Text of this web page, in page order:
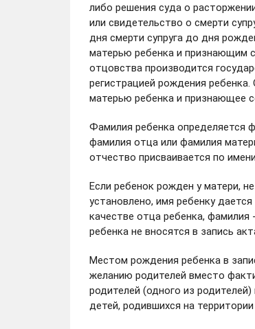
либо решения суда о
или свидетельство о смерти
дня смерти супруга до дня
матерью ребенка и признающим
отцовства производится
регистрацией рождения
матерью ребенка и признающее
Фамилия ребенка определяется
фамилия отца или фамилия
отчество присваивается по
Если ребенок рожден у матери,
установлено, имя ребенку
качестве отца ребенка,
ребенка не вносятся в запись
Местом рождения ребенка в
желанию родителей вместо
родителей (одного из
детей, родившихся на